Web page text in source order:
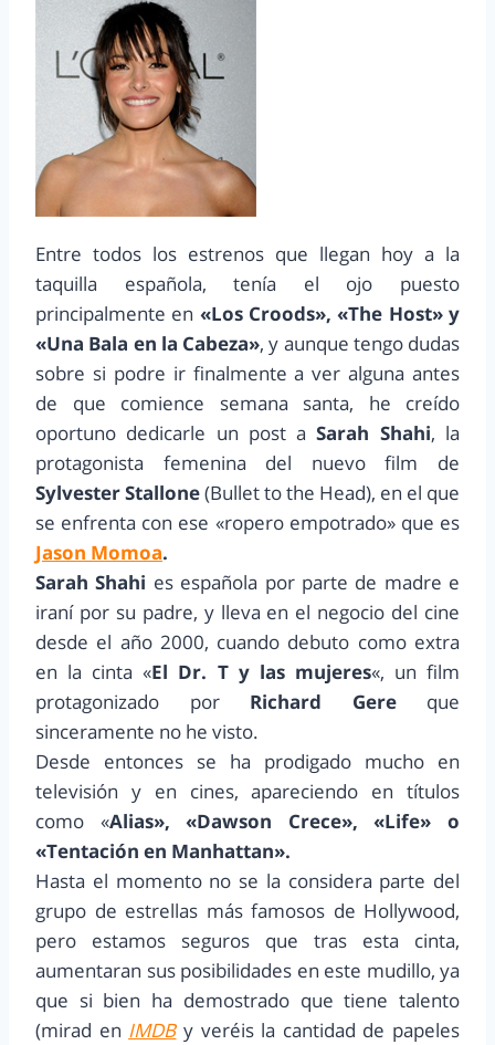
Entre todos los estrenos que llegan hoy a la
taquilla española, tenía el ojo puesto
principalmente en «Los Croods», «The Host» y
«Una Bala en la Cabeza», y aunque tengo dudas
sobre si podre ir finalmente a ver alguna antes
de que comience semana santa, he creído
oportuno dedicarle un post aSarah Shahi, la
protagonista femenina del nuevo film de
Sylvester Stallone(Bullet to the Head), en el que
se enfrenta con ese «ropero empotrado» que es
Jason Momoa.
Sarah Shahi es española por parte de madre e
iraní por su padre, y lleva en el negocio del cine
desde el año 2000, cuando debuto como extra
en la cinta «El Dr. T y las mujeres«, un film
protagonizado por Richard Gereque
sinceramente no he visto.
Desde entonces se ha prodigado mucho en
televisión y en cines, apareciendo en títulos
como «Alias», «Dawson Crece», «Life» o
«Tentación en Manhattan».
Hasta el momento no se la considera parte del
grupo de estrellas más famosos de Hollywood,
pero estamos seguros que tras esta cinta,
aumentaran sus posibilidades en este mudillo, ya
que si bien ha demostrado que tiene talento
(mirad en IMDBy veréis la cantidad de papeles